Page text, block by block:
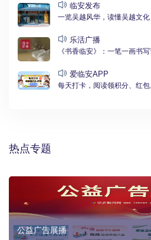
临安发布
一览吴越风华，读懂吴越文
乐活广播
《书香临安》：一笔一画书
爱临安APP
每天打卡，阅读领积分、红包
热点专题
公益广告展播